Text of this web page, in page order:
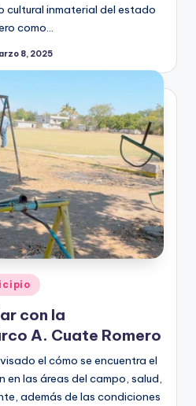
cultural inmaterial del estado
como…
8, 2025
con la
A. Cuate Romero
el cómo se encuentra el
las áreas del campo, salud,
además de las condiciones